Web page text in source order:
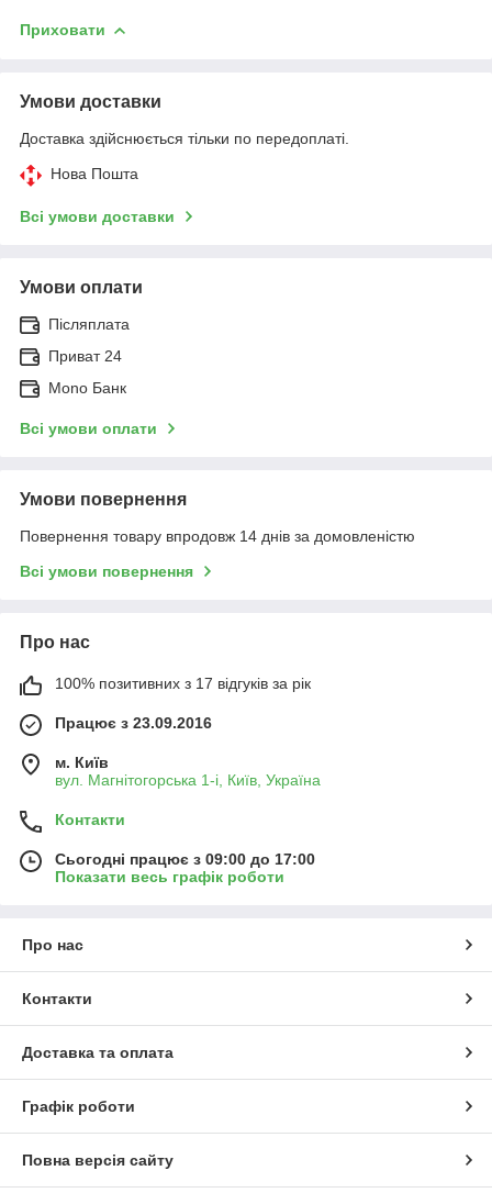
Приховати
Умови доставки
Доставка здійснюється тільки по передоплаті.
Нова Пошта
Всі умови доставки
Умови оплати
Післяплата
Приват 24
Mono Банк
Всі умови оплати
Умови повернення
Повернення товару впродовж 14 днів за домовленістю
Всі умови повернення
Про нас
100% позитивних з 17 відгуків за рік
Працює з 23.09.2016
м. Київ
вул. Магнітогорська 1-і, Київ, Україна
Контакти
Сьогодні працює з 09:00 до 17:00
Показати весь графік роботи
Про нас
Контакти
Доставка та оплата
Графік роботи
Повна версія сайту